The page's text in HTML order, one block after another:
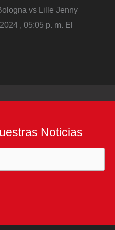
vs Lille Jenny
, 05:05 p. m. El
Noticias